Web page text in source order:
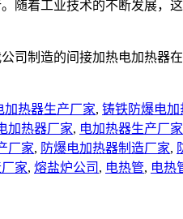
随着工业技术的不断发展
司制造的间接加热电加热
加热器生产厂家, 铸铁防爆电
加热器厂家, 电加热器生产厂家
厂家, 防爆电加热器制造厂家,
家, 熔盐炉公司 , 电热管, 电热